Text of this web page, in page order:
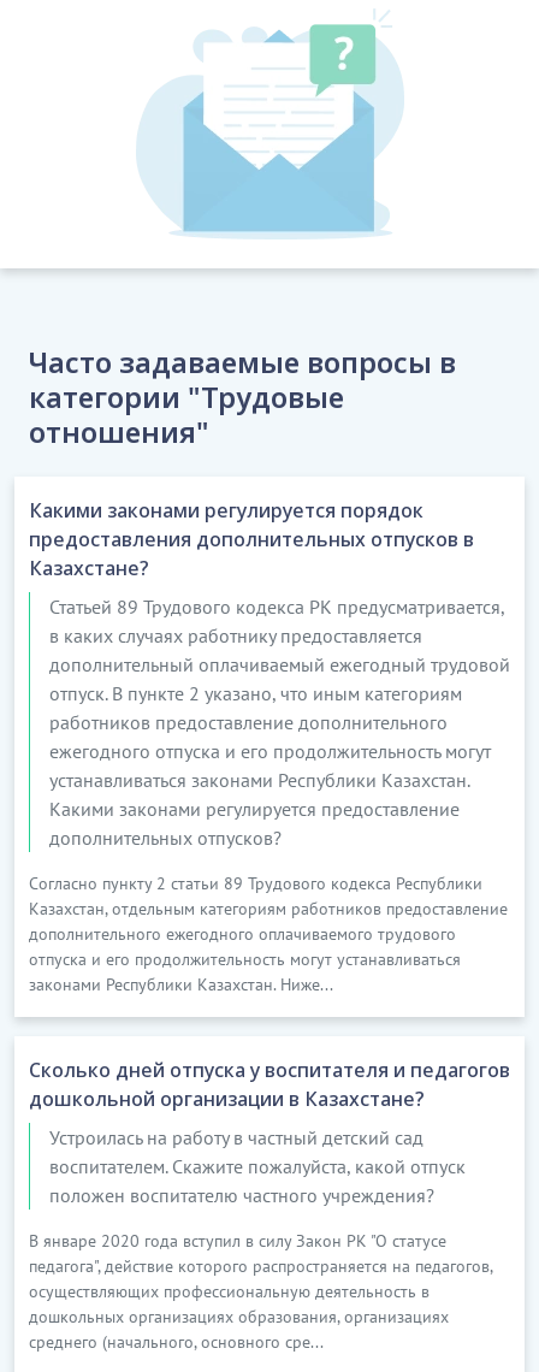
Часто задаваемые вопросы в
категории "Трудовые
отношения"
Какими законами регулируется порядок
предоставления дополнительных отпусков в
Казахстане?
Статьей 89 Трудового кодекса РК предусматривается,
в каких случаях работнику предоставляется
дополнительный оплачиваемый ежегодный трудовой
отпуск. В пункте 2 указано, что иным категориям
работников предоставление дополнительного
ежегодного отпуска и его продолжительность могут
устанавливаться законами Республики Казахстан.
Какими законами регулируется предоставление
дополнительных отпусков?
Согласно пункту 2 статьи 89 Трудового кодекса Республики
Казахстан, отдельным категориям работников предоставление
дополнительного ежегодного оплачиваемого трудового
отпуска и его продолжительность могут устанавливаться
законами Республики Казахстан. Ниже...
Сколько дней отпуска у воспитателя и педагогов
дошкольной организации в Казахстане?
Устроилась на работу в частный детский сад
воспитателем. Скажите пожалуйста, какой отпуск
положен воспитателю частного учреждения?
В январе 2020 года вступил в силу Закон РК "О статусе
педагога", действие которого распространяется на педагогов,
осуществляющих профессиональную деятельность в
дошкольных организациях образования, организациях
среднего (начального, основного сре...